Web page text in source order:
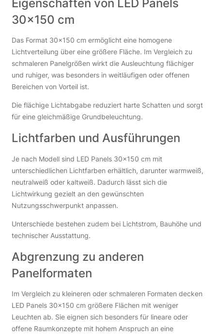
Eigenschaften von LED Panels
30×150 cm
Das Format 30×150 cm ermöglicht eine homogene
Lichtverteilung über eine größere Fläche. Im Vergleich zu
schmaleren Panelgrößen wirkt die Ausleuchtung flächiger
und ruhiger, was besonders in weitläufigen oder offenen
Bereichen von Vorteil ist.
Die flächige Lichtabgabe reduziert harte Schatten und sorgt
für eine gleichmäßige Grundbeleuchtung.
Lichtfarben und Ausführungen
Je nach Modell sind LED Panels 30×150 cm mit
unterschiedlichen Lichtfarben erhältlich, darunter warmweiß,
neutralweiß oder kaltweiß. Dadurch lässt sich die
Lichtwirkung gezielt an den gewünschten
Nutzungsschwerpunkt anpassen.
Unterschiede bestehen zudem bei Lichtstrom, Bauhöhe und
technischer Ausstattung.
Abgrenzung zu anderen
Panelformaten
Im Vergleich zu kleineren oder schmaleren Formaten decken
LED Panels 30×150 cm größere Flächen mit weniger
Leuchten ab. Sie eignen sich besonders für lineare oder
offene Raumkonzepte mit hohem Anspruch an eine